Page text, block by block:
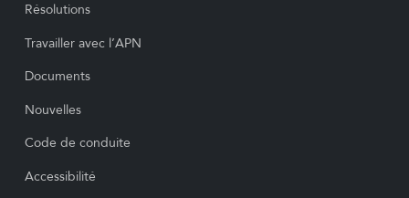
Résolutions
Travailler avec l’APN
Documents
Nouvelles
Code de conduite
Accessibilité